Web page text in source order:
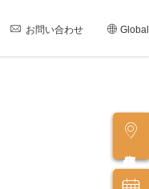
お問い合わせ Global